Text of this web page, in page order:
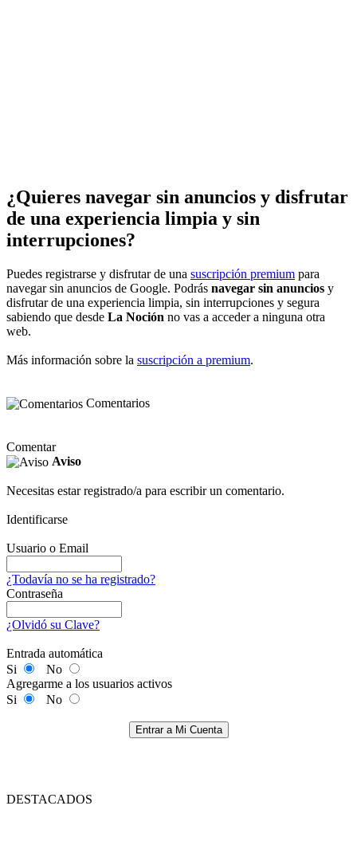
¿Quieres navegar sin anuncios y disfrutar
de una experiencia limpia y sin
interrupciones?
Puedes registrarse y disfrutar de una suscripción premium para
navegar sin anuncios de Google. Podrás navegar sin anuncios y
disfrutar de una experiencia limpia, sin interrupciones y segura
sabiendo que desde La Noción no vas a acceder a ninguna otra
web.
Más información sobre la suscripción a premium.
Comentarios
Comentar
Aviso
Necesitas estar registrado/a para escribir un comentario.
Identificarse
Usuario o Email
¿Todavía no se ha registrado?
Contraseña
¿Olvidó su Clave?
Entrada automática
Si
No
Agregarme a los usuarios activos
Si
No
Entrar a Mi Cuenta
DESTACADOS